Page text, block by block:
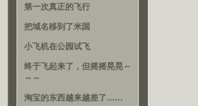
第一次真正的飞行
把域名移到了米国
小飞机在公园试飞
终于飞起来了，但摇摇晃晃～
～～
淘宝的东西越来越差了……